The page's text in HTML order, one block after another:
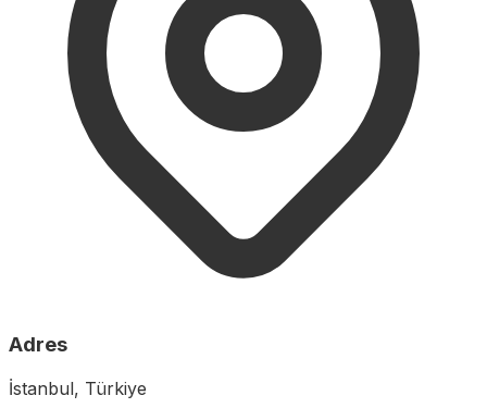
Adres
İstanbul, Türkiye